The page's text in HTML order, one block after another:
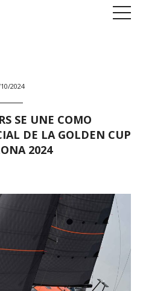
2024
SE UNE COMO
DE LA GOLDEN CUP
2024